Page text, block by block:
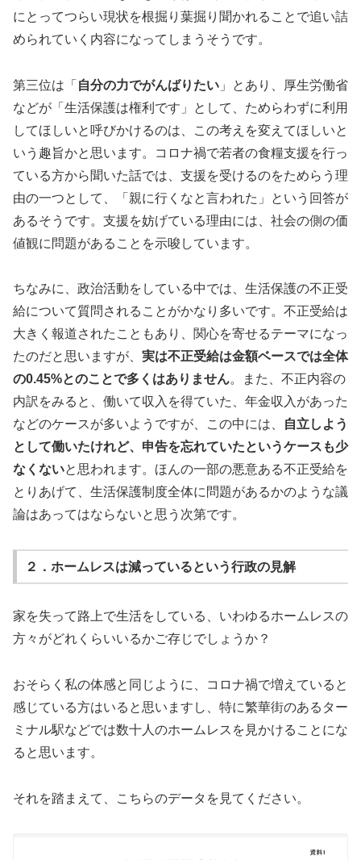
にとってつらい現状を根掘り葉掘り聞かれることで追い詰
められていく内容になってしまうそうです。
第三位は「 自分の力でがんばりたい 」とあり、厚生労働省
などが「生活保護は権利です」として、ためらわずに利用
してほしいと呼びかけるのは、この考えを変えてほしいと
いう趣旨かと思います。コロナ禍で若者の食糧支援を行っ
ている方から聞いた話では、支援を受けるのをためらう理
由の一つとして、「親に行くなと言われた」という回答が
あるそうです。支援を妨げている理由には、社会の側の価
値観に問題があることを示唆しています。
ちなみに、政治活動をしている中では、生活保護の不正受
給について質問されることがかなり多いです。不正受給は
大きく報道されたこともあり、関心を寄せるテーマになっ
たのだと思いますが、 実は不正受給は金額ベースでは全体
の0.45%とのことで多くはありません。また、不正内容の
内訳をみると、働いて収入を得ていた、年金収入があった
などのケースが多いようですが、この中には、
自立しよう
として働いたけれど、申告を忘れていたというケースも少
なくないと思われます。ほんの一部の悪意ある不正受給を
とりあげて、生活保護制度全体に問題があるかのような議
論はあってはならないと思う次第です。
２．ホームレスは減っているという行政の見解
家を失って路上で生活をしている、いわゆるホームレスの
方々がどれくらいいるかご存じでしょうか？
おそらく私の体感と同じように、コロナ禍で増えていると
感じている方はいると思いますし、特に繁華街のあるター
ミナル駅などでは数十人のホームレスを見かけることにな
ると思います。
それを踏まえて、こちらのデータを見てください。